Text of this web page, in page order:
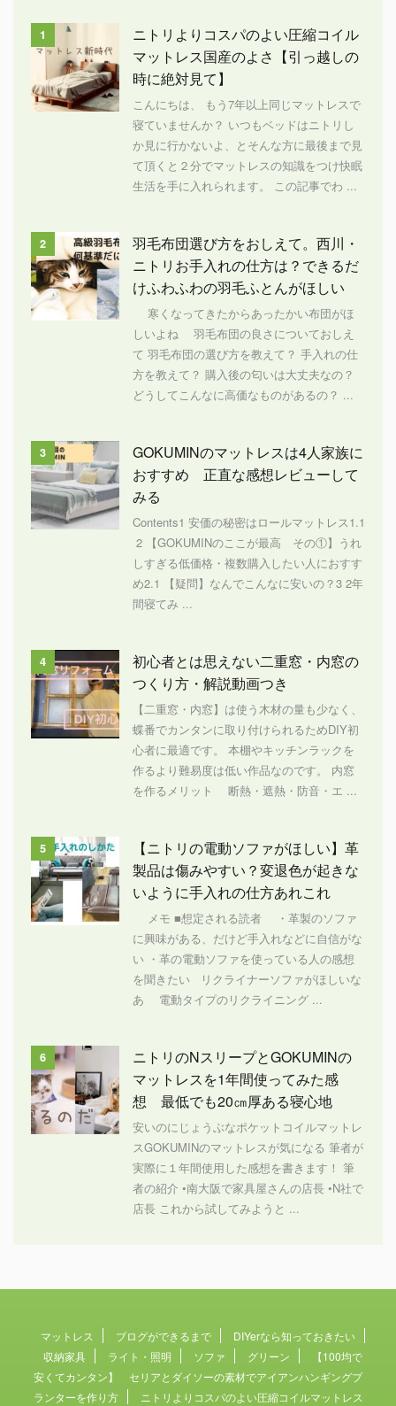
1
ニトリよりコスパのよい圧縮コイル
マットレス国産のよさ【引っ越しの
時に絶対見て】
こんにちは、 もう7年以上同じマットレスで
寝ていませんか？ いつもベッドはニトリし
か見に行かないよ、とそんな方に最後まで見
て頂くと２分でマットレスの知識をつけ快眠
生活を手に入れられます。 この記事でわ ...
2
羽毛布団選び方をおしえて。西川・
ニトリお手入れの仕方は？できるだ
けふわふわの羽毛ふとんがほしい
寒くなってきたからあったかい布団がほ
しいよね 羽毛布団の良さについておしえ
て 羽毛布団の選び方を教えて？ 手入れの仕
方を教えて？ 購入後の匂いは大丈夫なの？
どうしてこんなに高価なものがあるの？ ...
3
GOKUMINのマットレスは4人家族に
おすすめ 正直な感想レビューして
みる
Contents1 安価の秘密はロールマットレス1.1
2 【GOKUMINのここが最高 その①】うれ
しすぎる低価格・複数購入したい人におすす
め2.1 【疑問】なんでこんなに安いの？3 2年
間寝てみ ...
4
初心者とは思えない二重窓・内窓の
つくり方・解説動画つき
【二重窓・内窓】は使う木材の量も少なく、
蝶番でカンタンに取り付けられるためDIY初
心者に最適です。 本棚やキッチンラックを
作るより難易度は低い作品なのです。 内窓
を作るメリット 断熱・遮熱・防音・エ ...
5
【ニトリの電動ソファがほしい】革
製品は傷みやすい？変退色が起きな
いように手入れの仕方あれこれ
メモ ■想定される読者 ・革製のソファ
に興味がある、だけど手入れなどに自信がな
い ・革の電動ソファを使っている人の感想
を聞きたい リクライナーソファがほしいな
あ 電動タイプのリクライニング ...
6
ニトリのNスリープとGOKUMINの
マットレスを1年間使ってみた感
想 最低でも20㎝厚ある寝心地
安いのにじょうぶなポケットコイルマットレ
スGOKUMINのマットレスが気になる 筆者が
実際に１年間使用した感想を書きます！ 筆
者の紹介 •南大阪で家具屋さんの店長 •N社で
店長 これから試してみようと ...
マットレス ブログができるまで
DIYerなら知っておきたい
収納家具
ライト・照明 ソファ グリーン
【100均で
安くてカンタン】 セリアとダイソーの素材でアイアンハンギングプ
ランターを作り方
ニトリよりコスパのよい圧縮コイルマットレス